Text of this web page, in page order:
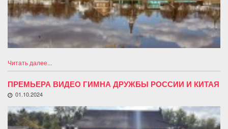
Читать далее...
ПРЕМЬЕРА ВИДЕО ГИМНА ДРУЖБЫ РОССИИ И КИТАЯ
01.10.2024